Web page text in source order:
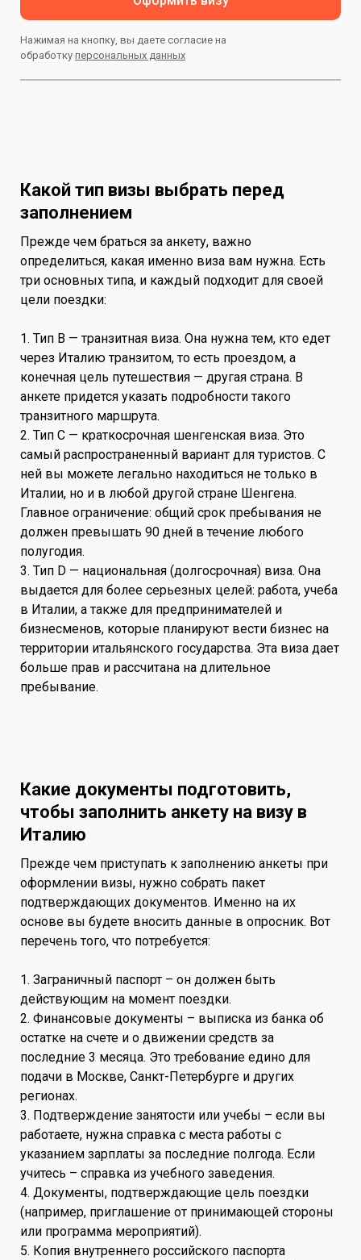
Нажимая на кнопку, вы даете согласие на
обработку персональных данных
Какой тип визы выбрать перед
заполнением
Прежде чем браться за анкету, важно
определиться, какая именно виза вам нужна. Есть
три основных типа, и каждый подходит для своей
цели поездки:
1. Тип B — транзитная виза. Она нужна тем, кто едет
через Италию транзитом, то есть проездом, а
конечная цель путешествия — другая страна. В
анкете придется указать подробности такого
транзитного маршрута.
2. Тип C — краткосрочная шенгенская виза. Это
самый распространенный вариант для туристов. С
ней вы можете легально находиться не только в
Италии, но и в любой другой стране Шенгена.
Главное ограничение: общий срок пребывания не
должен превышать 90 дней в течение любого
полугодия.
3. Тип D — национальная (долгосрочная) виза. Она
выдается для более серьезных целей: работа, учеба
в Италии, а также для предпринимателей и
бизнесменов, которые планируют вести бизнес на
территории итальянского государства. Эта виза дает
больше прав и рассчитана на длительное
пребывание.
Какие документы подготовить,
чтобы заполнить анкету на визу в
Италию
Прежде чем приступать к заполнению анкеты при
оформлении визы, нужно собрать пакет
подтверждающих документов. Именно на их
основе вы будете вносить данные в опросник. Вот
перечень того, что потребуется:
1. Заграничный паспорт – он должен быть
действующим на момент поездки.
2. Финансовые документы – выписка из банка об
остатке на счете и о движении средств за
последние 3 месяца. Это требование едино для
подачи в Москве, Санкт-Петербурге и других
регионах.
3. Подтверждение занятости или учебы – если вы
работаете, нужна справка с места работы с
указанием зарплаты за последние полгода. Если
учитесь – справка из учебного заведения.
4. Документы, подтверждающие цель поездки
(например, приглашение от принимающей стороны
или программа мероприятий).
5. Копия внутреннего российского паспорта